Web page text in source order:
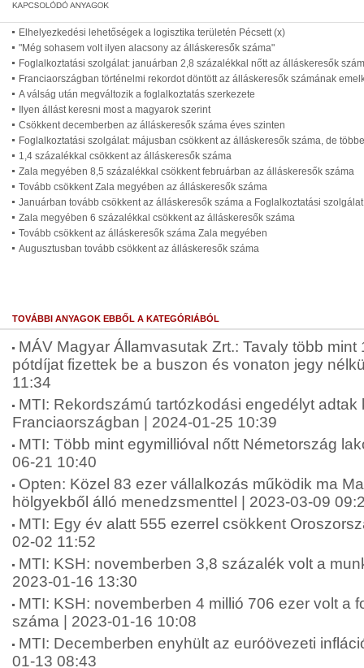
Elhelyezkedési lehetőségek a logisztika területén Pécsett (x)
"Még sohasem volt ilyen alacsony az álláskeresők száma"
Foglalkoztatási szolgálat: januárban 2,8 százalékkal nőtt az álláskeresők
Franciaországban történelmi rekordot döntött az álláskeresők számának
A válság után megváltozik a foglalkoztatás szerkezete
Ilyen állást keresni most a magyarok szerint
Csökkent decemberben az álláskeresők száma éves szinten
Foglalkoztatási szolgálat: májusban csökkent az álláskeresők száma, de
1,4 százalékkal csökkent az álláskeresők száma
Zala megyében 8,5 százalékkal csökkent februárban az álláskeresők száma
Tovább csökkent Zala megyében az álláskeresők száma
Januárban tovább csökkent az álláskeresők száma a Foglalkoztatási
Zala megyében 6 százalékkal csökkent az álláskeresők száma
Tovább csökkent az álláskeresők száma Zala megyében
Augusztusban tovább csökkent az álláskeresők száma
TOVÁBBI ANYAGOK EBBŐL A KATEGÓRIÁBÓL
MÁV Magyar Államvasutak Zrt.: Tavaly több mint
pótdíjat fizettek be a buszon és vonaton jegy
11:34
MTI: Rekordszámú tartózkodási engedélyt adtak
Franciaországban | 2024-01-25 10:39
MTI: Több mint egymillióval nőtt Németország
06-21 10:40
Opten: Közel 83 ezer vállalkozás működik ma
hölgyekből álló menedzsmenttel | 2023-03-09
MTI: Egy év alatt 555 ezerrel csökkent
02-02 11:52
MTI: KSH: novemberben 3,8 százalék volt a
2023-01-16 13:30
MTI: KSH: novemberben 4 millió 706 ezer volt a
száma | 2023-01-16 10:08
MTI: Decemberben enyhült az euróövezeti
01-13 08:43